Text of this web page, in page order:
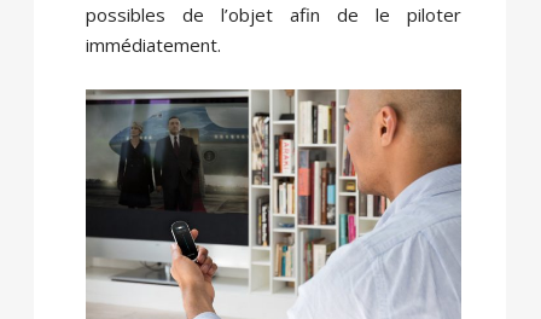
possibles de l’objet afin de le piloter
immédiatement.